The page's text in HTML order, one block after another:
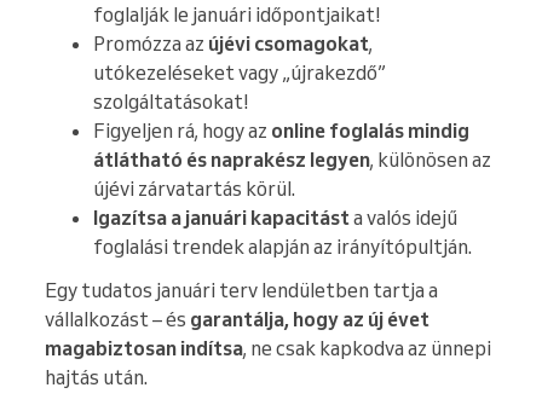
foglalják le januári időpontjaikat!
Promózza az újévi csomagokat,
utókezeléseket vagy „újrakezdő”
szolgáltatásokat!
Figyeljen rá, hogy az online foglalás mindig
átlátható és naprakész legyen, különösen az
újévi zárvatartás körül.
Igazítsa a januári kapacitásta valós idejű
foglalási trendek alapján az irányítópultján.
Egy tudatos januári terv lendületben tartja a
vállalkozást – és garantálja, hogy az új évet
magabiztosan indítsa, ne csak kapkodva az ünnepi
hajtás után.